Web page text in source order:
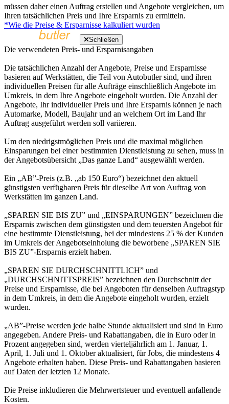
müssen daher einen Auftrag erstellen und Angebote vergleichen, um
Ihren tatsächlichen Preis und Ihre Ersparnis zu ermitteln.
*Wie die Preise & Ersparnisse kalkuliert wurden
Schließen
Die verwendeten Preis- und Ersparnisangaben
Die tatsächlichen Anzahl der Angebote, Preise und Ersparnisse
basieren auf Werkstätten, die Teil von Autobutler sind, und ihren
individuellen Preisen für alle Aufträge einschließlich Angebote im
Umkreis, in dem Ihre Angebote eingeholt wurden. Die Anzahl der
Angebote, Ihr individueller Preis und Ihre Ersparnis können je nach
Automarke, Modell, Baujahr und an welchem Ort im Land Ihr
Auftrag ausgeführt werden soll variieren.
Um den niedrigstmöglichen Preis und die maximal möglichen
Einsparungen bei einer bestimmten Dienstleistung zu sehen, muss in
der Angebotsübersicht „Das ganze Land“ ausgewählt werden.
Ein „AB”-Preis (z.B. „ab 150 Euro“) bezeichnet den aktuell
günstigsten verfügbaren Preis für dieselbe Art von Auftrag von
Werkstätten im ganzen Land.
„SPAREN SIE BIS ZU” und „EINSPARUNGEN” bezeichnen die
Ersparnis zwischen dem günstigsten und dem teuersten Angebot für
eine bestimmte Dienstleistung, bei der mindestens 25 % der Kunden
im Umkreis der Angebotseinholung die beworbene „SPAREN SIE
BIS ZU”-Ersparnis erzielt haben.
„SPAREN SIE DURCHSCHNITTLICH” und
„DURCHSCHNITTSPREIS” bezeichnen den Durchschnitt der
Preise und Ersparnisse, die bei Angeboten für denselben Auftragstyp
in dem Umkreis, in dem die Angebote eingeholt wurden, erzielt
wurden.
„AB”-Preise werden jede halbe Stunde aktualisiert und sind in Euro
angegeben. Andere Preis- und Rabattangaben, die in Euro oder in
Prozent angegeben sind, werden vierteljährlich am 1. Januar, 1.
April, 1. Juli und 1. Oktober aktualisiert, für Jobs, die mindestens 4
Angebote erhalten haben. Diese Preis- und Rabattangaben basieren
auf Daten der letzten 12 Monate.
Die Preise inkludieren die Mehrwertsteuer und eventuell anfallende
Kosten.